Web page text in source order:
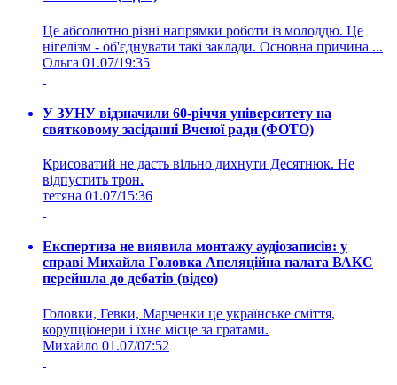
Це абсолютно різні напрямки роботи із молоддю. Це
нігелізм - об'єднувати такі заклади. Основна причина ...
Ольга 01.07/19:35
У ЗУНУ відзначили 60-річчя університету на
святковому засіданні Вченої ради (ФОТО)
Крисоватий не дасть вільно дихнути Десятнюк. Не
відпустить трон.
тетяна 01.07/15:36
Експертиза не виявила монтажу аудіозаписів: у
справі Михайла Головка Апеляційна палата ВАКС
перейшла до дебатів (відео)
Головки, Гевки, Марченки це українське сміття,
корупціонери і їхнє місце за гратами.
Михайло 01.07/07:52